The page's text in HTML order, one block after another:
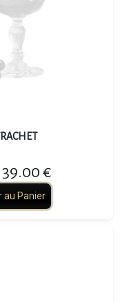
39.00 €
au Panier